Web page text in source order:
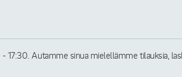
Autamme sinua mielellämme tilauksia,